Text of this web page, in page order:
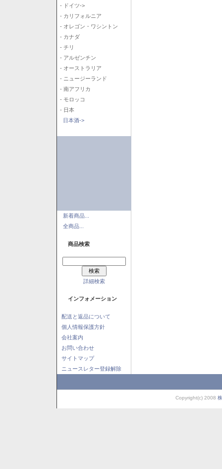
- ドイツ->
- カリフォルニア
- オレゴン・ワシントン
- カナダ
- チリ
- アルゼンチン
- オーストラリア
- ニュージーランド
- 南アフリカ
- モロッコ
- 日本
日本酒->
新着商品...
全商品...
商品検索
詳細検索
インフォメーション
配送と返品について
個人情報保護方針
会社案内
お問い合わせ
サイトマップ
ニュースレター登録解除
Copyright(c) 2008